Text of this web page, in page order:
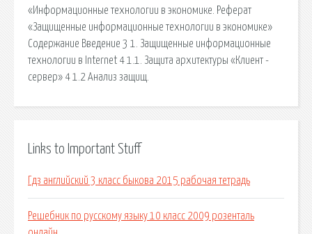
«Информационные технологии в экономике. Реферат
«Защищенные информационные технологии в экономике»
Содержание Введение 3 1. Защищенные информационные
технологии в Internet 4 1.1. Защита архитектуры «Клиент -
сервер» 4 1.2 Анализ защищ.
Links to Important Stuff
Гдз английский 3 класс быкова 2015 рабочая тетрадь
Решебник по русскому языку 10 класс 2009 розенталь